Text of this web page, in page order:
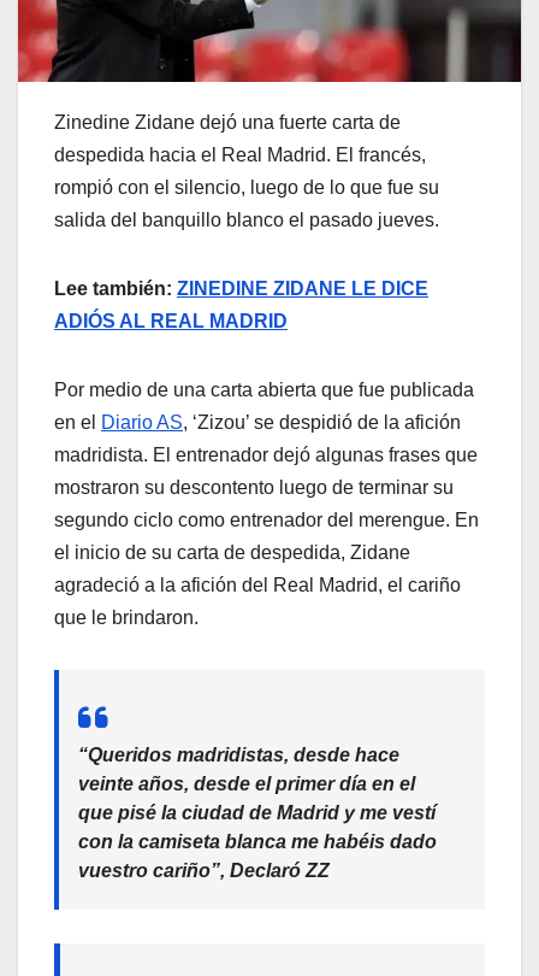
Zinedine Zidane dejó una fuerte carta de
despedida hacia el Real Madrid. El francés,
rompió con el silencio, luego de lo que fue su
salida del banquillo blanco el pasado jueves.
Lee también: ZINEDINE ZIDANE LE DICE
ADIÓS AL REAL MADRID
Por medio de una carta abierta que fue publicada
en el Diario AS, ‘Zizou’ se despidió de la afición
madridista. El entrenador dejó algunas frases que
mostraron su descontento luego de terminar su
segundo ciclo como entrenador del merengue. En
el inicio de su carta de despedida, Zidane
agradeció a la afición del Real Madrid, el cariño
que le brindaron.
“Queridos madridistas, desde hace
veinte años, desde el primer día en el
que pisé la ciudad de Madrid y me vestí
con la camiseta blanca me habéis dado
vuestro cariño”, Declaró ZZ